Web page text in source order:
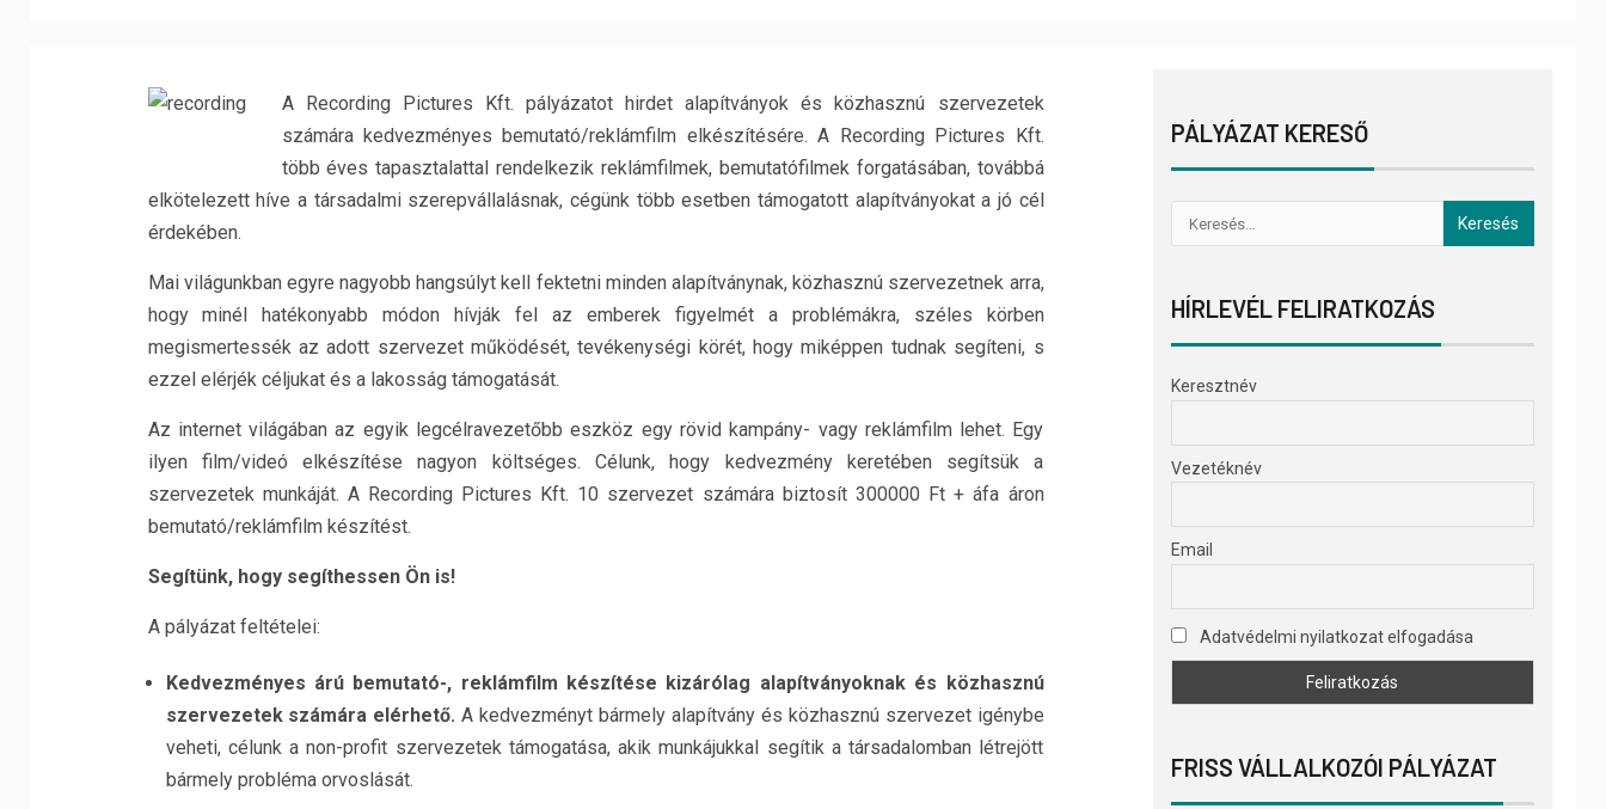
A Recording Pictures Kft. pályázatot hirdet alapítványok és közhasznú szervezetek
számára kedvezményes bemutató/reklámfilm elkészítésére. A Recording Pictures Kft.
több éves tapasztalattal rendelkezik reklámfilmek, bemutatófilmek forgatásában, továbbá
elkötelezett híve a társadalmi szerepvállalásnak, cégünk több esetben támogatott alapítványokat a jó cél
érdekében.
Mai világunkban egyre nagyobb hangsúlyt kell fektetni minden alapítványnak, közhasznú szervezetnek arra,
hogy minél hatékonyabb módon hívják fel az emberek figyelmét a problémákra, széles körben
megismertessék az adott szervezet működését, tevékenységi körét, hogy miképpen tudnak segíteni, s
ezzel elérjék céljukat és a lakosság támogatását.
Az internet világában az egyik legcélravezetőbb eszköz egy rövid kampány- vagy reklámfilm lehet. Egy
ilyen film/videó elkészítése nagyon költséges. Célunk, hogy kedvezmény keretében segítsük a
szervezetek munkáját. A Recording Pictures Kft. 10 szervezet számára biztosít 300000 Ft + áfa áron
bemutató/reklámfilm készítést.
Segítünk, hogy segíthessen Ön is!
A pályázat feltételei:
Kedvezményes árú bemutató-, reklámfilm készítése kizárólag alapítványoknak és közhasznú
szervezetek számára elérhető.A kedvezményt bármely alapítvány és közhasznú szervezet igénybe
veheti, célunk a non-profit szervezetek támogatása, akik munkájukkal segítik a társadalomban létrejött
bármely probléma orvoslását.
PÁLYÁZAT KERESŐ
HÍRLEVÉL FELIRATKOZÁS
Keresztnév
Vezetéknév
Email
Adatvédelmi nyilatkozat elfogadása
FRISS VÁLLALKOZÓI PÁLYÁZAT